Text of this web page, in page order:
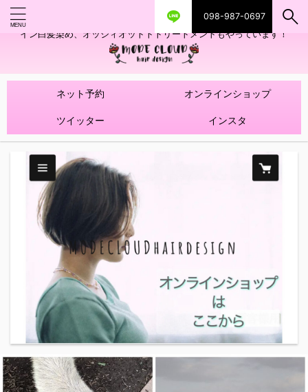
098-987-0697
艶ツヤヘアカラー！髪質改善トリートメントやハイライトを使ったデザ
イン白髪染め、オッジィオットトトリートメントもやっています！
ネット予約 オンラインショップ
ツイッター インスタ